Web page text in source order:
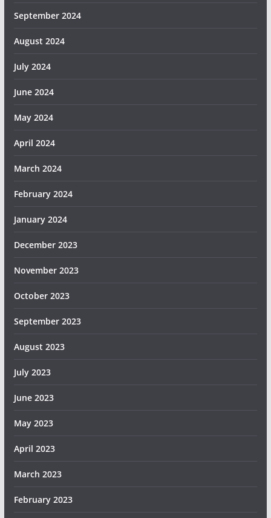
September 2024
August 2024
July 2024
June 2024
May 2024
April 2024
March 2024
February 2024
January 2024
December 2023
November 2023
October 2023
September 2023
August 2023
July 2023
June 2023
May 2023
April 2023
March 2023
February 2023